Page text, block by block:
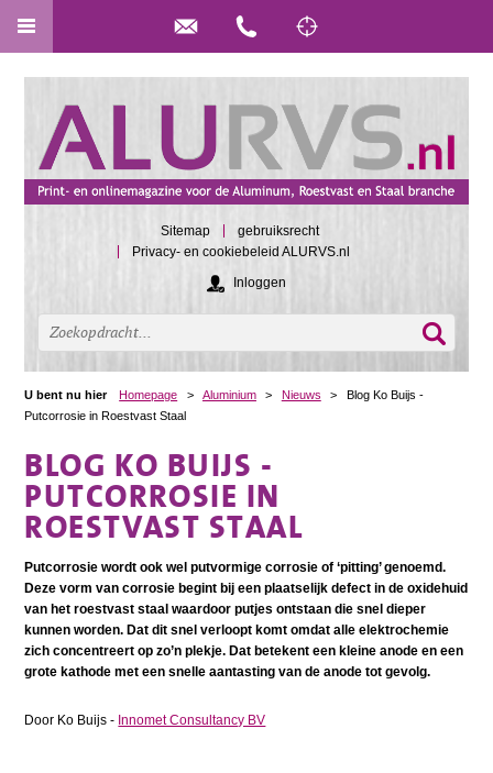
Sitemap
gebruiksrecht
Privacy- en cookiebeleid ALURVS.nl
Inloggen
U bent nu hier Homepage > Aluminium > Nieuws >
Blog Ko Buijs -
Putcorrosie in Roestvast Staal
BLOG KO BUIJS -
PUTCORROSIE IN
ROESTVAST STAAL
Putcorrosie wordt ook wel putvormige corrosie of ‘pitting’ genoemd.
Deze vorm van corrosie begint bij een plaatselijk defect in de oxidehuid
van het roestvast staal waardoor putjes ontstaan die snel dieper
kunnen worden. Dat dit snel verloopt komt omdat alle elektrochemie
zich concentreert op zo’n plekje. Dat betekent een kleine anode en een
grote kathode met een snelle aantasting van de anode tot gevolg.
Door Ko Buijs - Innomet Consultancy BV